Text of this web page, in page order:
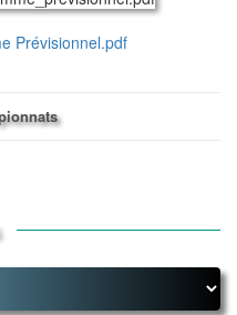
Prévisionnel.pdf